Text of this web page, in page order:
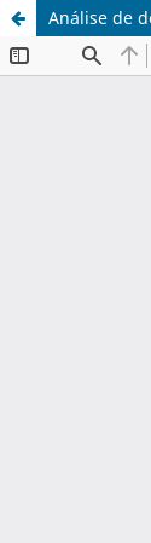
Análise de